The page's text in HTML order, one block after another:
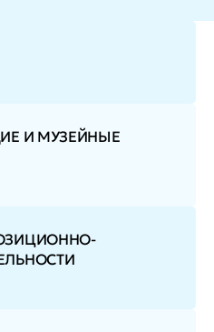
И МУЗЕЙНЫЕ